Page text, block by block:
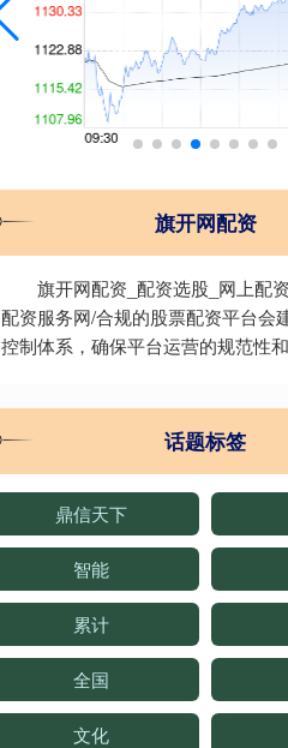
旗开网配资
旗开网配资_配资选股_网上配
配资服务网/合规的股票配资平台会
控制体系，确保平台运营的规范性和
话题标签
鼎信天下
智能
累计
全国
文化